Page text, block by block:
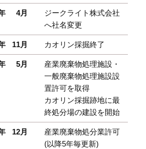
4月
ジークライト株式会社
へ社名変更
11月 カオリン採掘終了
5月
産業廃棄物処理施設・
一般廃棄物処理施設設
置許可を取得
カオリン採掘跡地に最
終処分場の建設を開始
12月
産業廃棄物処分業許可
(以降5年毎更新)